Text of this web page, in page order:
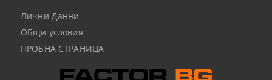
Лични Данни
ОБщи условия
ПРОБНА СТРАНИЦА